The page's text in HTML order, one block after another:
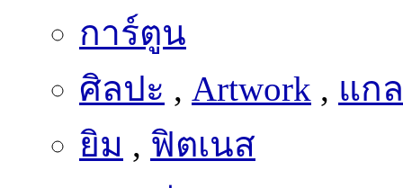
การ์ตูน
ศิลปะ , Artwork , แก
ยิม , ฟิตเนส